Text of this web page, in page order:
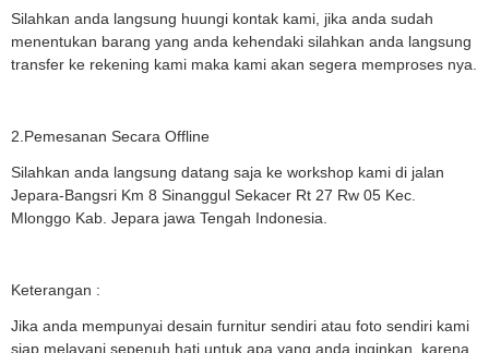
Silahkan anda langsung huungi kontak kami, jika anda sudah
menentukan barang yang anda kehendaki silahkan anda langsung
transfer ke rekening kami maka kami akan segera memproses nya.
2.Pemesanan Secara Offline
Silahkan anda langsung datang saja ke workshop kami di jalan
Jepara-Bangsri Km 8 Sinanggul Sekacer Rt 27 Rw 05 Kec.
Mlonggo Kab. Jepara jawa Tengah Indonesia.
Keterangan :
Jika anda mempunyai desain furnitur sendiri atau foto sendiri kami
siap melayani sepenuh hati untuk apa yang anda inginkan, karena